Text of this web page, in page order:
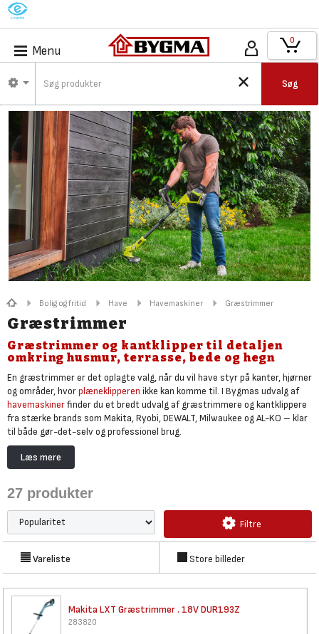
M
Menu
Søg
0
Bolig og fritid Have Havemaskiner Græstrimmer
Græstrimmer
Græstrimmer og kantklipper til detaljen
omkring husmur, terrasse, bede og hegn
En græstrimmer er det oplagte valg, når du vil have styr på kanter, hjørner
og områder, hvorplæneklipperen ikke kan komme til. I Bygmas udvalg af
havemaskinerfinder du et bredt udvalg af græstrimmere og kantklippere
fra stærke brands som Makita, Ryobi, DEWALT, Milwaukee og AL-KO – klar
til både gør-det-selv og professionel brug.
Vælg mellem batteridrevne græstrimmere, elektriske modeller eller
kraftigere løsninger alt efter behov. De fleste modeller indgår i
tværs af dine maskiner. Uanset om du skal trimme langs fliser, hegn eller
Se udvalget her på siden, og find den græstrimmer, der passer til din have
og dit behov – med mulighed for hurtig levering eller afhentningi din
lokale Bygma .
Læs mere
27 produkter
Filtre
Vareliste Store billeder
Makita LXT Græstrimmer . 18VDUR193Z
283820